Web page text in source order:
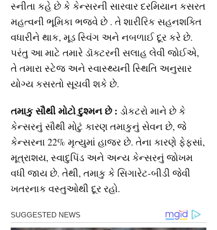
સ્નીતા કહે છે કે કેન્સરની સારવાર દરમિયાન કસરત
મહત્વની ભૂમિકા ભજવે છે . તે શારીરિક સહનશક્તિ
વધારીને થાક, મૂડ સ્વિંગ અને નબળાઈ દૂર કરે છે.
પરંતુ આ માટે તમારે ડૉક્ટરની સલાહ લેવી જોઈએ,
તે તમારા સ્ટેજ અને સ્વાસ્થ્યની સ્થિતિ અનુસાર
યોગ્ય કસરતો સૂચવી શકે છે.
તમાકુ સૌથી મોટો દુશ્મન છે : ડોકટરો માને છે કે
કેન્સરનું સૌથી મોટું કારણ તમાકુનું સેવન છે, જે
કેન્સરના 22% મૃત્યુમાં હાજર છે. તેના કારણે ફેફસાં,
મૂત્રાશય, સ્વાદુપિંડ અને અન્ય કેન્સરનું જોખમ
વધી જાય છે. તેથી, તમાકુ કે સિગારેટ-બીડી જેવી
ખતરનાક વસ્તુઓથી દૂર રહો.